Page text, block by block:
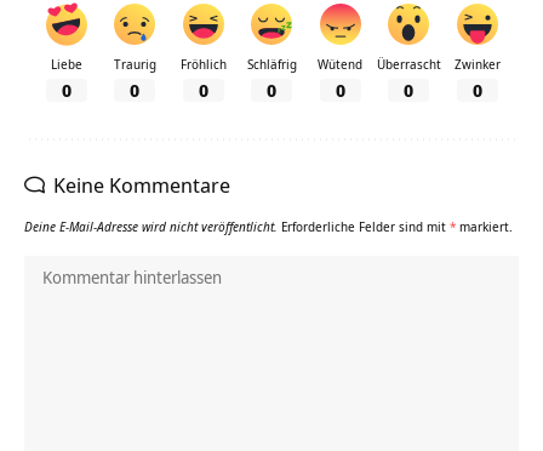
Liebe
0
Traurig
0
Fröhlich
0
Schläfrig
0
Wütend
0
Überrascht
0
Zwinker
0
Keine Kommentare
Deine E-Mail-Adresse wird nicht veröffentlicht. Erforderliche Felder sind mit * markiert.